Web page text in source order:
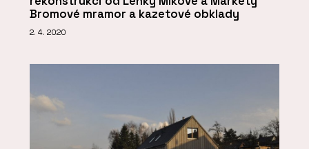
Bromové mramor a kazetové obklady
2. 4. 2020